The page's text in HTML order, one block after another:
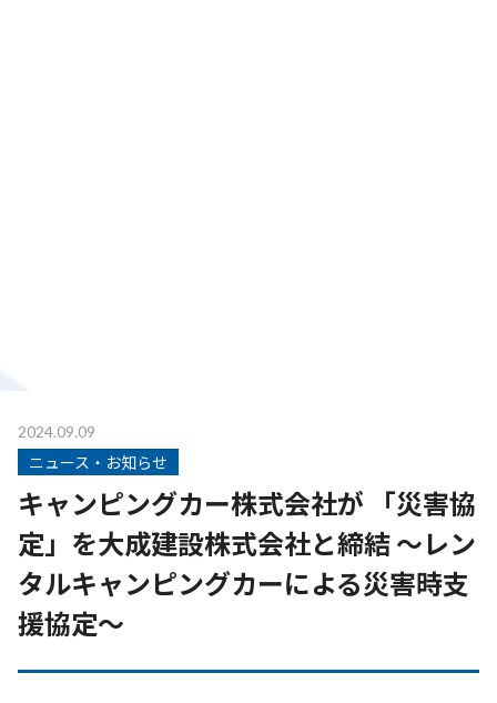
2024.09.09
ニュース・お知らせ
キャンピングカー株式会社が 「災害協
定」を大成建設株式会社と締結 ～レン
タルキャンピングカーによる災害時支
援協定～